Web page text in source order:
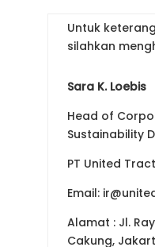
Untuk
silahkan
Sara K. Loebis
Head of
Sustainability
PT United
Email:
Alamat : Jl.
Cakung,